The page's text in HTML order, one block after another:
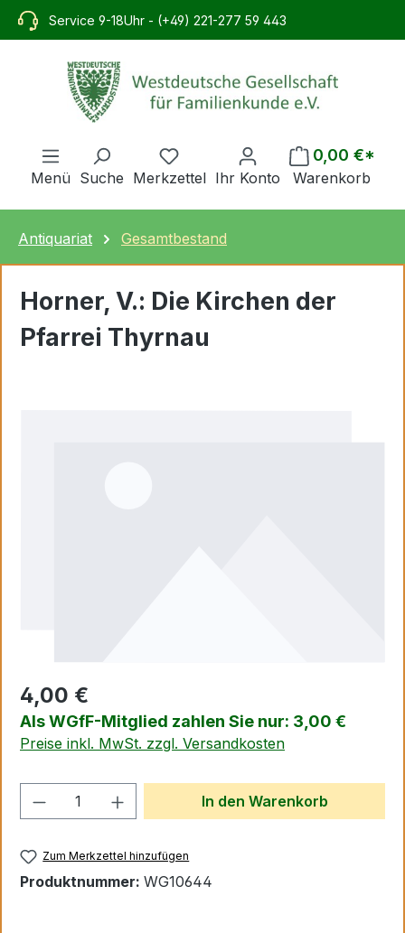
springen
Service 9-18Uhr - (+49) 221-277 59 443
Menü Suche Merkzettel Ihr Konto
0,00 €*
Warenkorb
Antiquariat Gesamtbestand
Horner, V.: Die Kirchen der
Pfarrei Thyrnau
4,00 €
Als WGfF-Mitglied zahlen Sie nur: 3,00 €
Preise inkl. MwSt. zzgl. Versandkosten
Produkt Anzahl: Gib denIn den Warenkorb
Zum Merkzettel hinzufügen
Produktnummer: WG10644